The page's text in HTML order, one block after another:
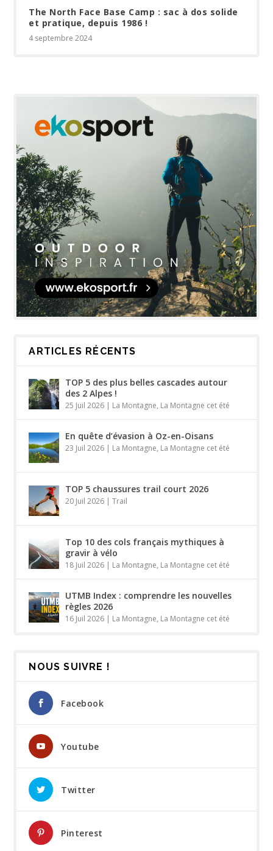
The North Face Base Camp : sac à dos solide
et pratique, depuis 1986 !
4 septembre 2024
ARTICLES RÉCENTS
TOP 5 des plus belles cascades autour
des 2 Alpes !
25 Juil 2026 | La Montagne, La Montagne cet été
En quête d’évasion à Oz-en-Oisans
23 Juil 2026 | La Montagne, La Montagne cet été
TOP 5 chaussures trail court 2026
20 Juil 2026 |Trail
Top 10 des cols français mythiques à
gravir à vélo
18 Juil 2026 | La Montagne, La Montagne cet été
UTMB Index : comprendre les nouvelles
règles 2026
16 Juil 2026 | La Montagne, La Montagne cet été
NOUS SUIVRE !
Facebook
Youtube
Twitter
Pinterest